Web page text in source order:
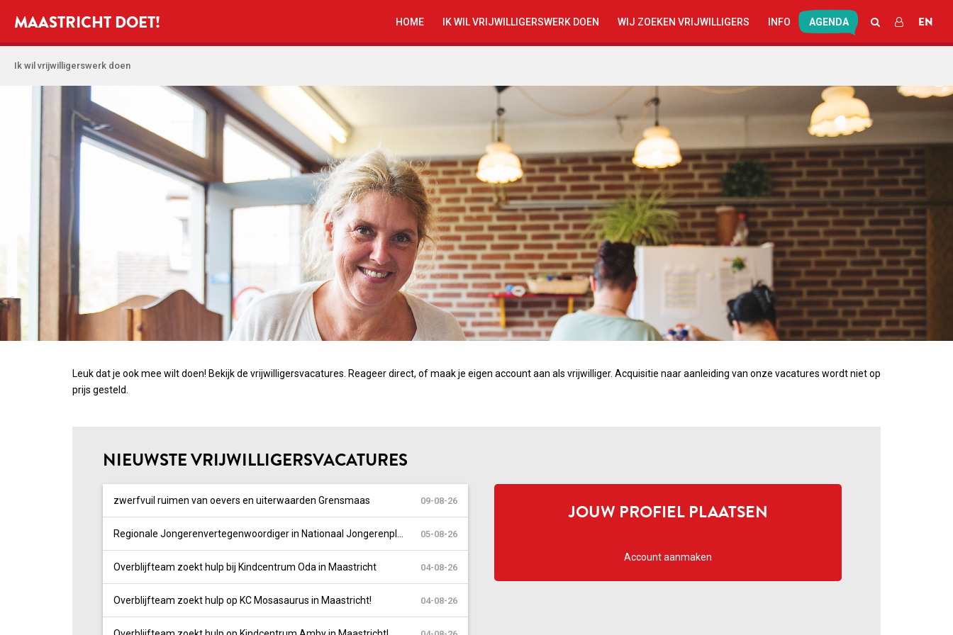
MAASTRICHT DOET! ZOEKENINLOGGEN
EN
HOME IK WIL VRIJWILLIGERSWERK DOEN WIJ ZOEKEN VRIJWILLIGERS INFO AGENDA
Ik wil vrijwilligerswerk doen
Leuk dat je ook mee wilt doen! Bekijk de vrijwilligersvacatures. Reageer direct, of maak je eigen account aan als vrijwilliger. Acquisitie naar aanleiding van onze vacatures wordt niet op
prijs gesteld.
NIEUWSTE VRIJWILLIGERSVACATURES
09-08-26
zwerfvuil ruimen van oevers en uiterwaarden Grensmaas
05-08-26
04-08-26
Overblijfteam zoekt hulp bij Kindcentrum Oda in Maastricht
04-08-26
Overblijfteam zoekt hulp op KC Mosasaurus in Maastricht!
JOUW PROFIEL PLAATSEN
Account aanmaken